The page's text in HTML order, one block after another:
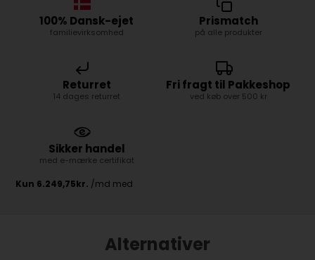
100% Dansk-ejet
familievirksomhed
Prismatch
på alle produkter
Returret
14 dages returret
Fri fragt til Pakkeshop
ved køb over 500 kr
Sikker handel
med e-mærke certifikat
Alternativer